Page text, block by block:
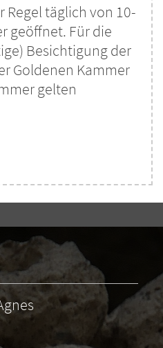
Regel täglich von 10-
geöffnet. Für die
Besichtigung der
Goldenen Kammer
gelten